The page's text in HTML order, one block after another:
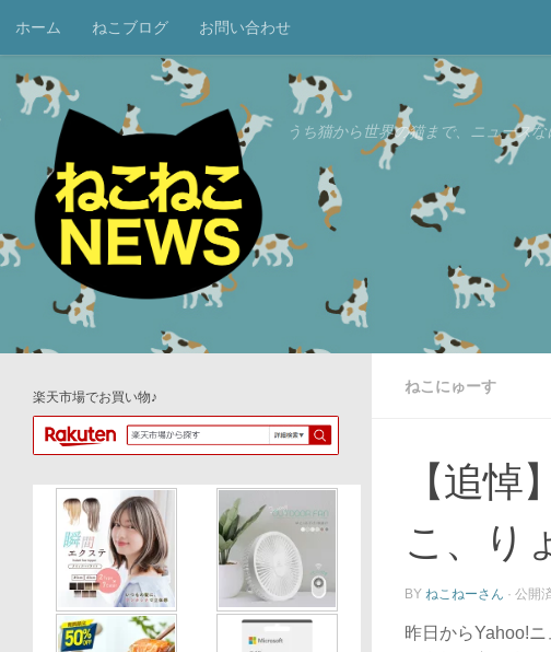
コンテンツへスキップ
ホーム ねこブログ お問い合わせ
うち猫から世界の猫まで、ニュースな
ねこにゅーす
【追
こ、り
BY ねこねーさん · 公開
昨日からYahoo!
楽天市場でお買い物♪